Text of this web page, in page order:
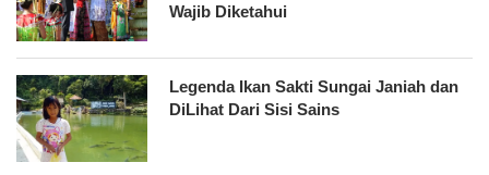
Wajib Diketahui
Legenda Ikan Sakti Sungai Janiah dan
DiLihat Dari Sisi Sains